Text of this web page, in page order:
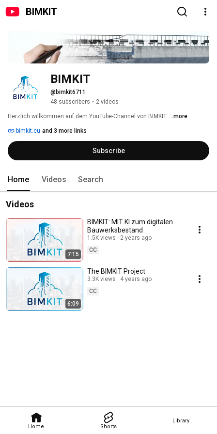
BIMKIT
Home Shorts
Library
BIMKIT
@bimkit6711
48 subscribers • 2 videos
Herzlich willkommen auf dem YouTube-Channel von BIMKIT. ...more
bimkit.eu and 3 more links
Subscribe
Home Videos Search
Videos
7:15
BIMKIT: MIT KI zum digitalen
Bauwerksbestand
1.5K views
2 years ago
CC
6:09
The BIMKIT Project
3.3K views
4 years ago
CC